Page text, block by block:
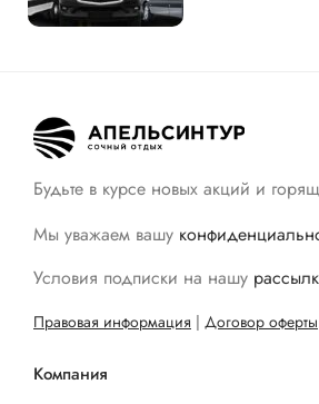
Будьте в курсе новых акций и
Мы уважаем вашу
Условия подписки на нашу
Правовая информация | Договор оферты
Компания